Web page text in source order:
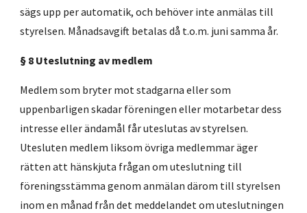
sägs upp per automatik, och behöver inte anmälas till
styrelsen. Månadsavgift betalas då t.o.m. juni samma år.
§ 8 Uteslutning av medlem
Medlem som bryter mot stadgarna eller som
uppenbarligen skadar föreningen eller motarbetar dess
intresse eller ändamål får uteslutas av styrelsen.
Utesluten medlem liksom övriga medlemmar äger
rätten att hänskjuta frågan om uteslutning till
föreningsstämma genom anmälan därom till styrelsen
inom en månad från det meddelandet om uteslutningen